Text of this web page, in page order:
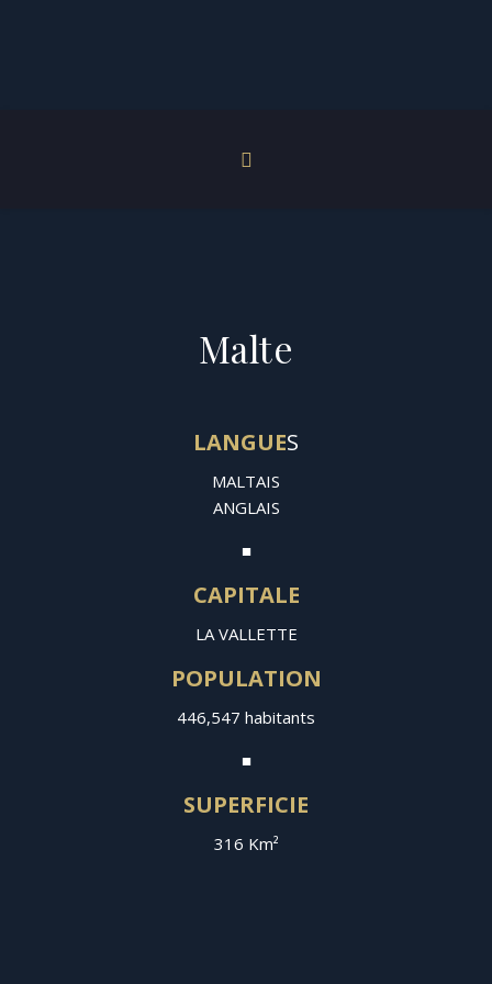
Malte
LANGUES
MALTAIS
ANGLAIS
■
CAPITALE
LA VALLETTE
POPULATION
446,547 habitants
■
SUPERFICIE
316 Km²